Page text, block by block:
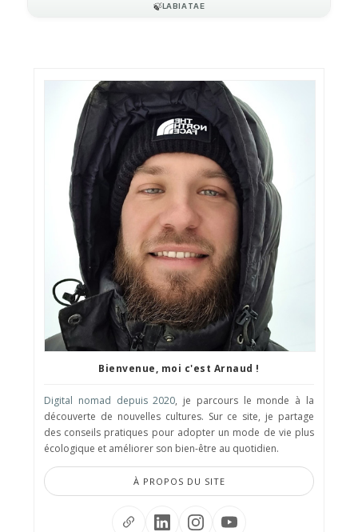
🍃LABIATAE
Bienvenue, moi c'est Arnaud !
Digital nomad depuis 2020, je parcours le monde à la
découverte de nouvelles cultures. Sur ce site, je partage
des conseils pratiques pour adopter un mode de vie plus
écologique et améliorer son bien-être au quotidien.
À PROPOS DU SITE